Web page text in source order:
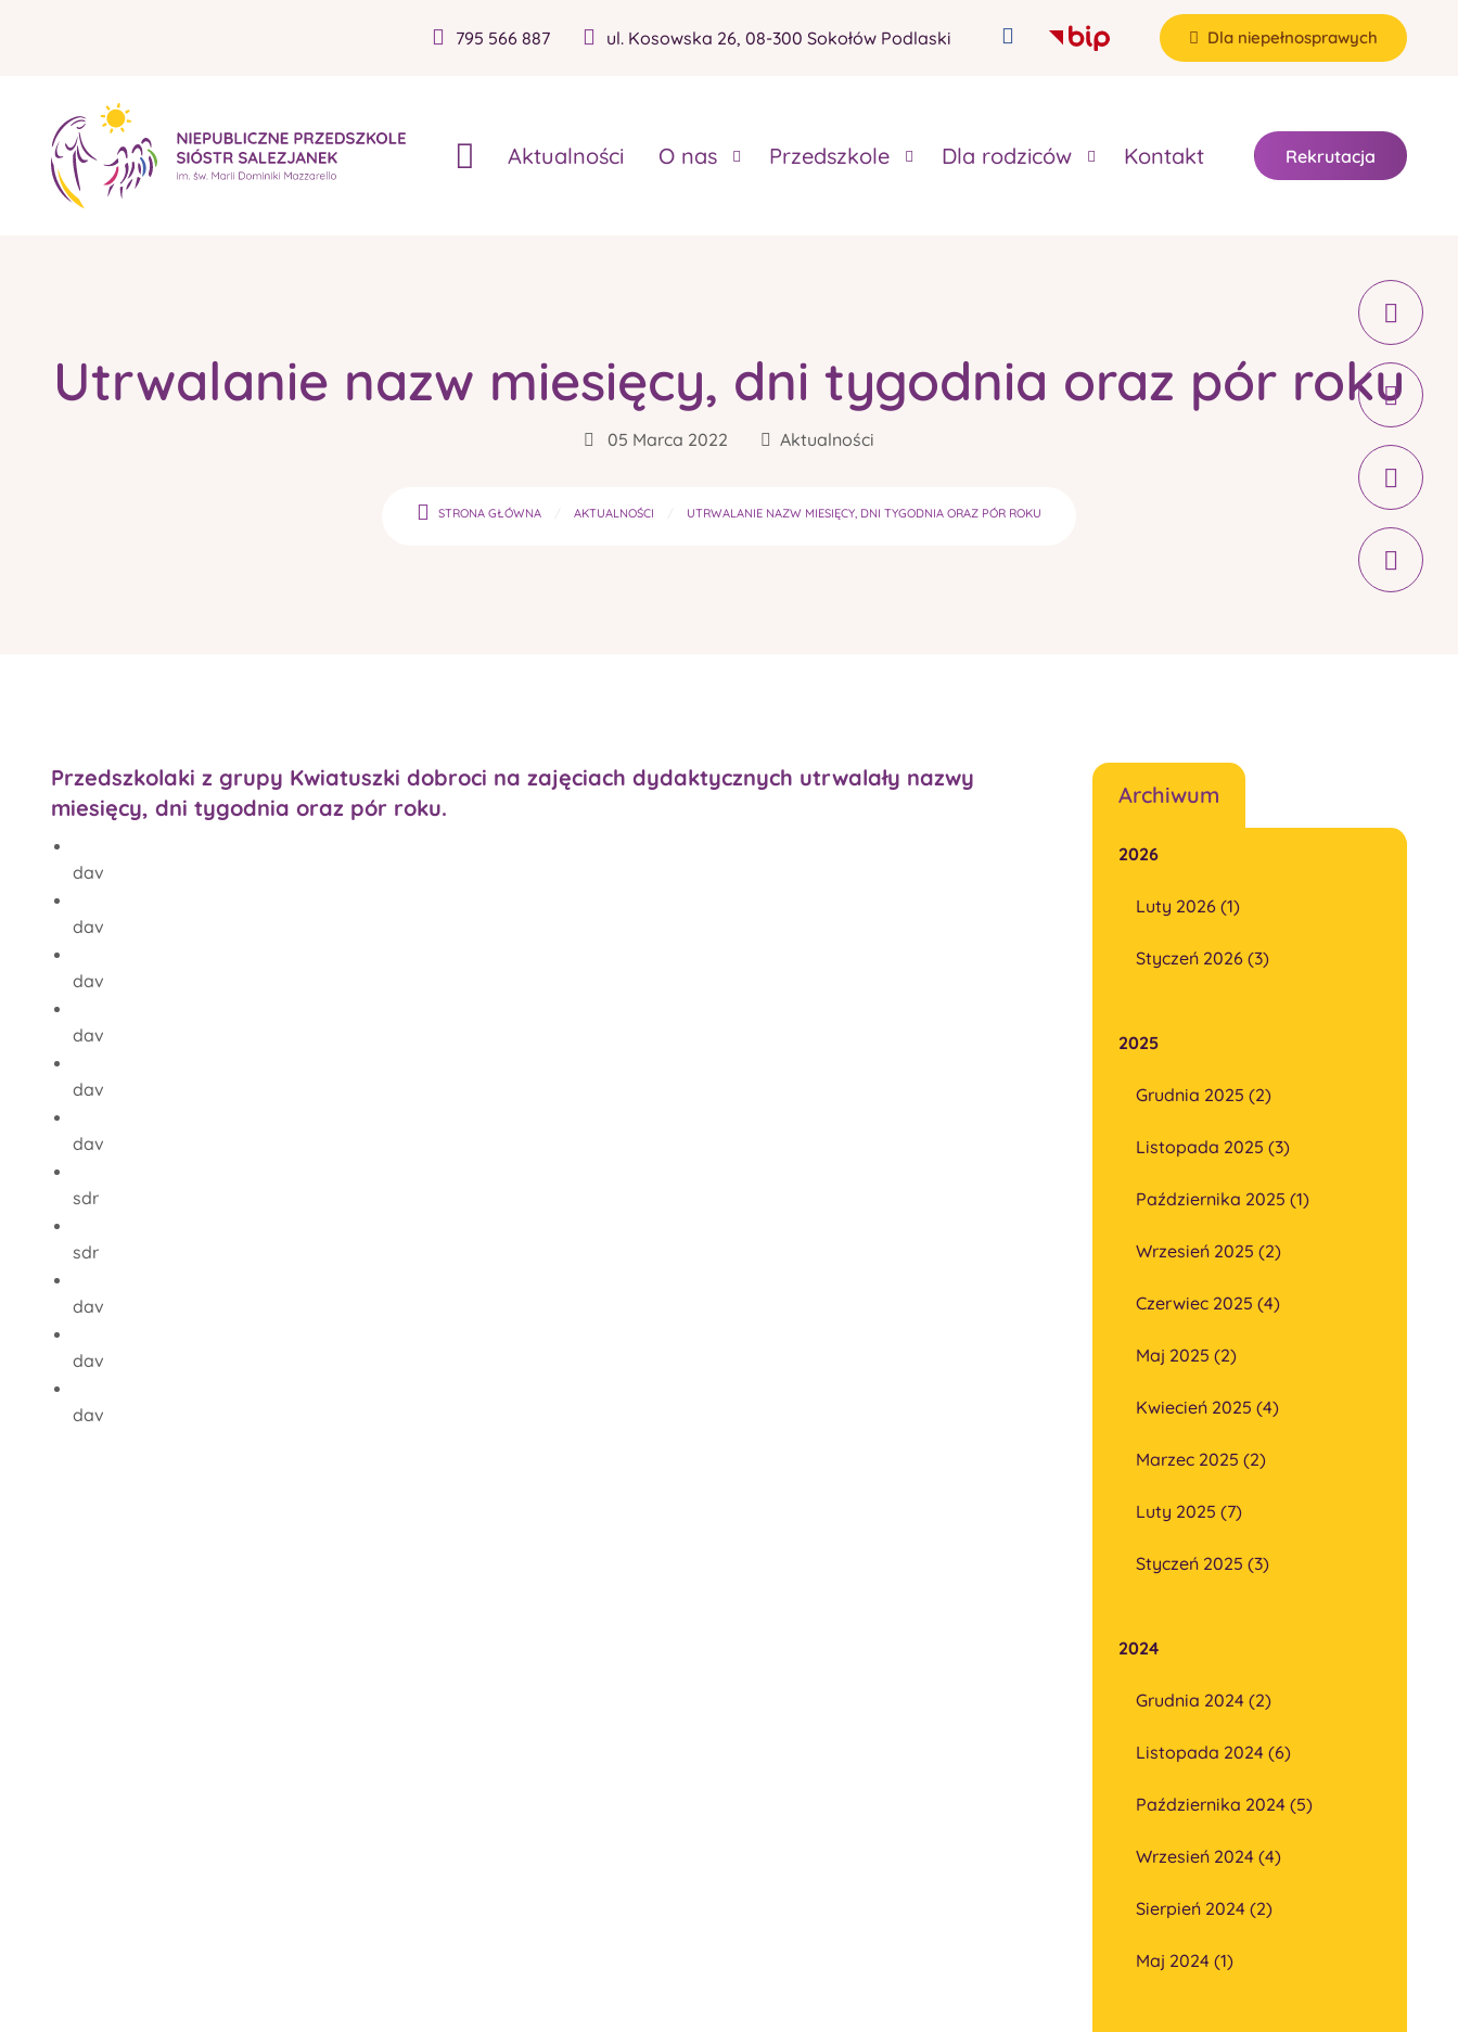
795 566 887 ul. Kosowska 26, 08-300 Sokołów Podlaski Dla niepełnosprawych
Aktualności O nas Przedszkole Dla rodziców Kontakt Rekrutacja
Utrwalanie nazw miesięcy, dni tygodnia oraz pór roku
05 Marca 2022 Aktualności
STRONA GŁÓWNA AKTUALNOŚCI UTRWALANIE NAZW MIESIĘCY, DNI TYGODNIA ORAZ PÓR ROKU
Przedszkolaki z grupy Kwiatuszki dobroci na zajęciach dydaktycznych utrwalały nazwy
miesięcy, dni tygodnia oraz pór roku.
dav
dav
dav
dav
dav
dav
sdr
sdr
dav
dav
dav
Archiwum
2026
Luty 2026 (1)
Styczeń 2026 (3)
2025
Grudnia 2025 (2)
Listopada 2025 (3)
Października 2025 (1)
Wrzesień 2025 (2)
Czerwiec 2025 (4)
Maj 2025 (2)
Kwiecień 2025 (4)
Marzec 2025 (2)
Luty 2025 (7)
Styczeń 2025 (3)
2024
Grudnia 2024 (2)
Listopada 2024 (6)
Października 2024 (5)
Wrzesień 2024 (4)
Sierpień 2024 (2)
Maj 2024 (1)